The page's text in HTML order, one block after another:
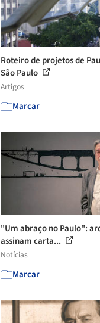
Roteiro de projetos de
São Paulo
Artigos
Marcar
"Um abraço no Paulo":
assinam carta...
Notícias
Marcar